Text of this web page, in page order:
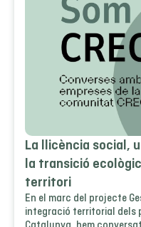
La llicència social,
la transició
territori
En el marc del projecte
integració territorial dels